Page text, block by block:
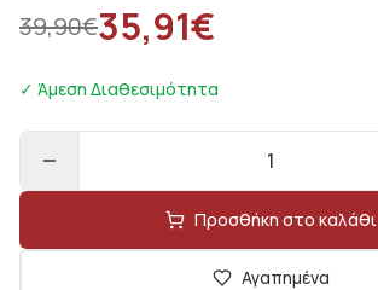
39,90€35,91€
✓ Άμεση Διαθεσιμότητα
1
Προσθήκη στο καλάθι
Αγαπημένα